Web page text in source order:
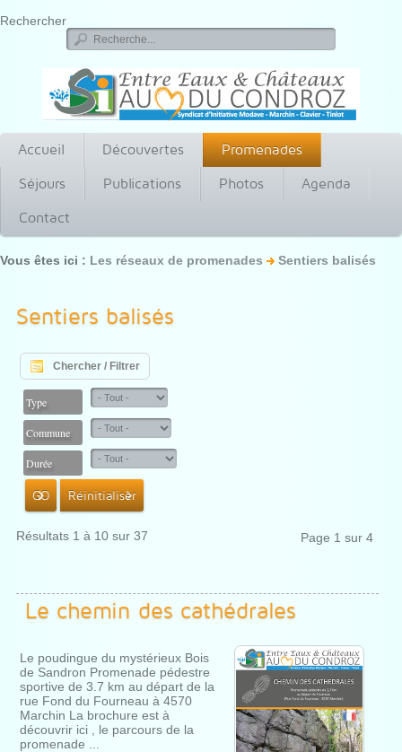
Rechercher
Accueil Découvertes
Promenades
Séjours
Publications Photos
Agenda
Contact
Vous êtes ici : Les réseaux de promenades Sentiers balisés
Sentiers balisés
Chercher / Filtrer
Type
Commune
Durée
GO Réinitialiser
Résultats 1 à 10 sur 37 Page 1 sur 4
Le chemin des cathédrales
Le poudingue du mystérieux Bois
de Sandron Promenade pédestre
sportive de 3.7 km au départ de la
rue Fond du Fourneau à 4570
Marchin La brochure est à
découvrir ici , le parcours de la
promenade ...